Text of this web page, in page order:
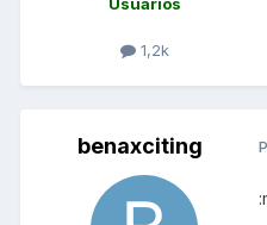
1,2k
benaxciting